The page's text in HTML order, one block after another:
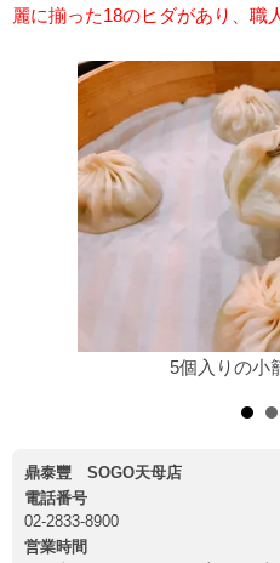
麗に揃った18のヒダがあり、職
5個入りの小
鼎泰豐 SOGO天母店
電話番号
02-2833-8900
営業時間